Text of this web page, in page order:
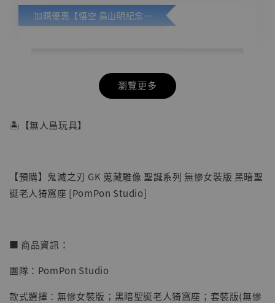
加購優惠【悟空 鳥山明紀念款 [奇蹟工作室]】
【店內現貨】七龍珠 系列蒐藏雕像 悟空 鳥山
明紀念款 [奇蹟工作室]
瀏覽更多
🏝【無人島玩具】
【預購】鬼滅之刃 GK 蒐藏雕像 聖誕系列 無慘女裝版 黑暗聖
誕老人猗窩座 [PomPon Studio]
■ 商品資訊：
團隊：PomPon Studio
款式選擇：無慘女裝版；黑暗聖誕老人猗窩座；套裝版(無慘